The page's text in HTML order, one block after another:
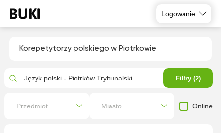
Logowanie
Korepetytorzy polskiego w Piotrkowie
Język polski - Piotrków Trybunalski Filtry (2)
Przedmiot Miasto Online